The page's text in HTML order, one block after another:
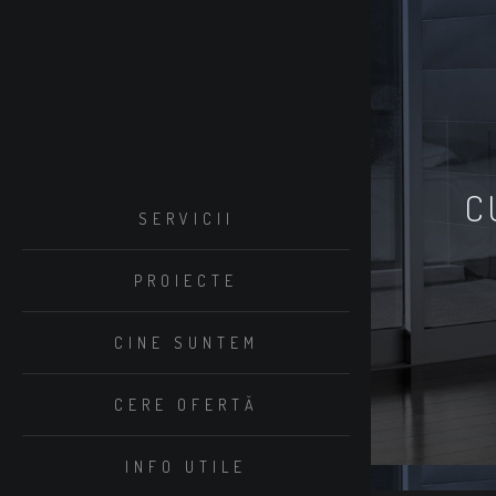
SERVICII
PROIECTE
CINE SUNTEM
CERE OFERTĂ
INFO UTILE